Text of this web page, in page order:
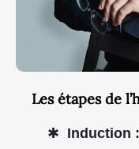
Les étapes de
Induction :